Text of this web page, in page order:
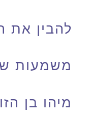
להבין את
משמעות
מיהו בן